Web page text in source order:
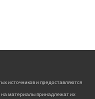
источников и предоставляются
на материалы принадлежат их